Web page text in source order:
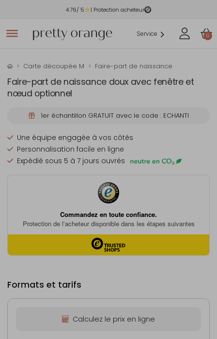
4.76/ 5 | Protection acheteur
Service 0
Carte découpée M Faire-part de naissance
Faire-part de naissance doux avec fenêtre et
nœud optionnel
1er échantillon GRATUIT avec le code : ECHANTI
Une équipe engagée à vos côtés
Personnalisation facile en ligne
Expédié sous 5 à 7 jours ouvrés
Formats et tarifs
Calculez le prix en ligne